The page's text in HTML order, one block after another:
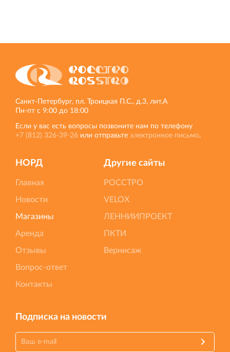
Санкт‐Петербург, пл. Троицкая П.С., д.3, лит.А
Пн‐пт с 9:00 до 18:00
Если у вас есть вопросы позвоните нам по телефону
+7 (812) 326‐39‐26 или отправьте электронное письмо.
НОРД
Главная
Новости
Магазины
Аренда
Отзывы
Вопрос-ответ
Контакты
Другие сайты
РОССТРО
VELOX
ЛЕННИИПРОЕКТ
ПКТИ
Вернисаж
Подписка на новости